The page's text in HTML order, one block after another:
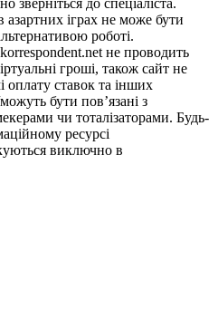
іграх не може бути
роботі.
не проводить
гроші, також сайт не
оплату ставок та інших
бути пов’язані з
чи тоталізаторами. Будь-
ресурсі
виключно в